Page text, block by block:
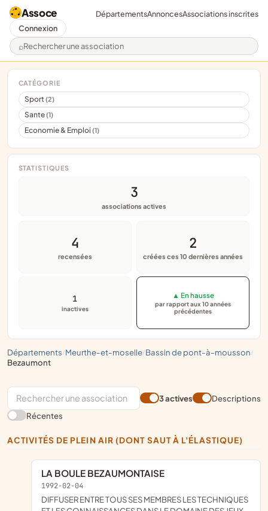
Assoce
Rechercher une association
DépartementsAnnoncesAssociations inscrites
Connexion
départements/ meurthe-et-moselle/ bassin de pont-à-mousson/
bezaumont
CATÉGORIE
Sport(2)
Sante(1)
Economie & Emploi(1)
STATISTIQUES
3
associations actives
4
recensées
2
créées ces 10 dernières années
1
inactives
▲ En hausse
par rapport aux 10 années
précédentes
3 actives
Descriptions
Récentes
ACTIVITÉS DE PLEIN AIR (DONT SAUT À L'ÉLASTIQUE)
LA BOULE BEZAUMONTAISE
1992-02-04
dIFFUSER ENTRE TOUS SES MEMBRES LES TECHNIQUES